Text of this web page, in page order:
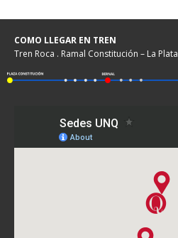
COMO LLEGAR EN TREN
Tren Roca . Ramal Constitución – La Plata